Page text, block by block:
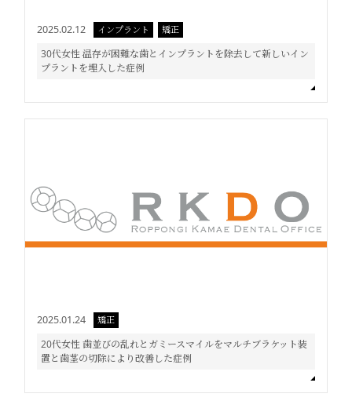
2025.02.12 インプラント 矯正
30代女性 温存が困難な歯とインプラントを除去して新しいイン
プラントを埋入した症例
2025.01.24 矯正
20代女性 歯並びの乱れとガミースマイルをマルチブラケット装
置と歯茎の切除により改善した症例